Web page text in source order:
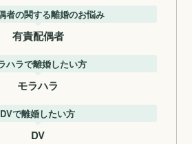
者の関する離婚のお悩み
有責配偶者
ハラで離婚したい方
モラハラ
DVで離婚したい方
DV